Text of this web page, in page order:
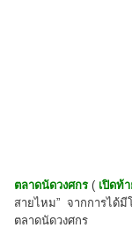
ตลาดนัดวงศกร ( เปิดท้
สายไหม” จากการได้
ตลาดนัดวงศกร